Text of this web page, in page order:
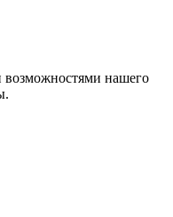
возможностями нашего